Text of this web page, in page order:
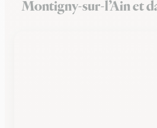
Montigny-sur-l’Ain et